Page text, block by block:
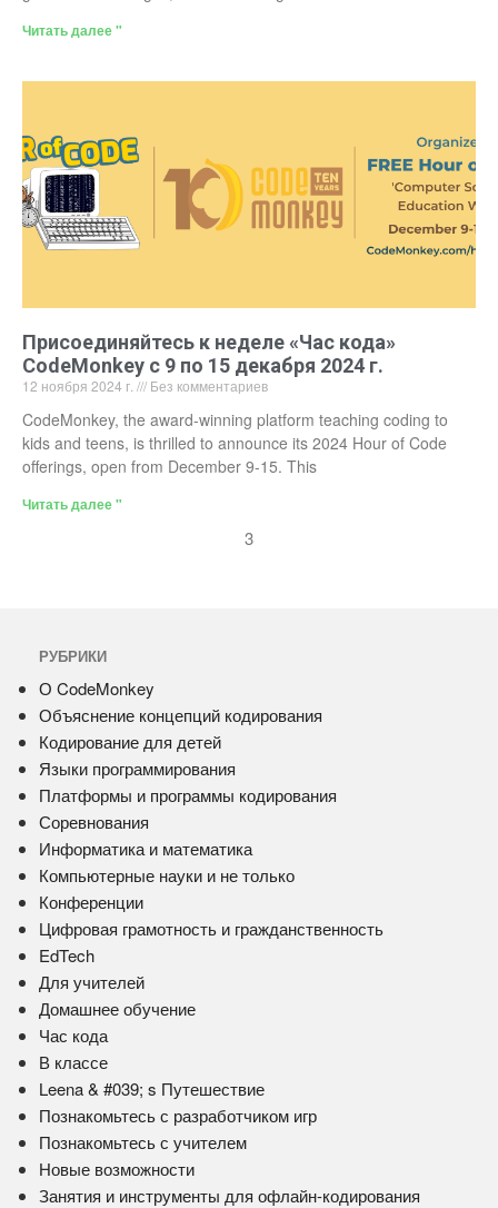
Читать далее "
Присоединяйтесь к неделе «Час кода»
CodeMonkey с 9 по 15 декабря 2024 г.
12 ноября 2024 г. Без комментариев
CodeMonkey, the award-winning platform teaching coding to
kids and teens, is thrilled to announce its 2024 Hour of Code
offerings, open from December 9-15. This
Читать далее "
3
РУБРИКИ
О CodeMonkey
Объяснение концепций кодирования
Кодирование для детей
Языки программирования
Платформы и программы кодирования
Соревнования
Информатика и математика
Компьютерные науки и не только
Конференции
Цифровая грамотность и гражданственность
EdTech
Для учителей
Домашнее обучение
Час кода
В классе
Leena & #039; s Путешествие
Познакомьтесь с разработчиком игр
Познакомьтесь с учителем
Новые возможности
Занятия и инструменты для офлайн-кодирования